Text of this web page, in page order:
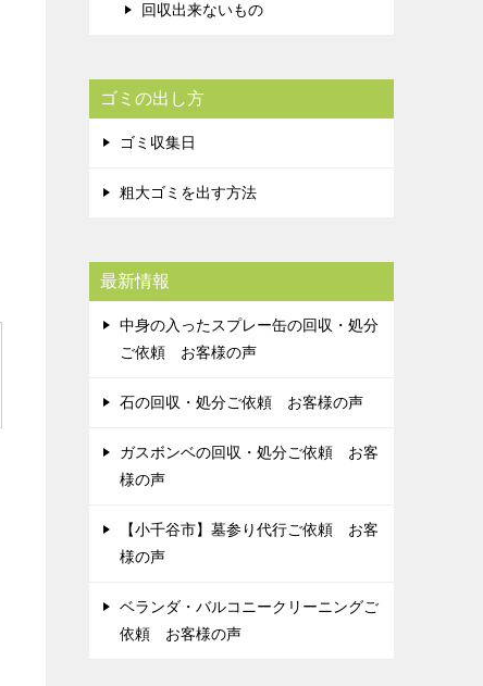
回収出来ないもの
ゴミの出し方
ゴミ収集日
粗大ゴミを出す方法
最新情報
中身の入ったスプレー缶の回収・処分
ご依頼 お客様の声
石の回収・処分ご依頼 お客様の声
ガスボンベの回収・処分ご依頼 お客
様の声
【小千谷市】墓参り代行ご依頼 お客
様の声
ベランダ・バルコニークリーニングご
依頼 お客様の声